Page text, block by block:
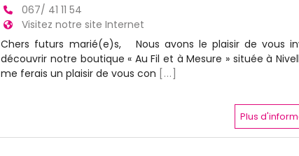
067/ 41 11 54
Visitez notre site Internet
Chers futurs marié(e)s, Nous avons le plaisir de vous
découvrir notre boutique « Au Fil et à Mesure » située à
me ferais un plaisir de vous con [...]
Plus